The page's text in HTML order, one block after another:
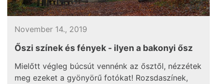
November 14., 2019
Őszi színek és fények - ilyen a bakonyi ősz
Mielőtt végleg búcsút vennénk az ősztől, nézzétek
meg ezeket a gyönyörű fotókat! Rozsdaszínek,